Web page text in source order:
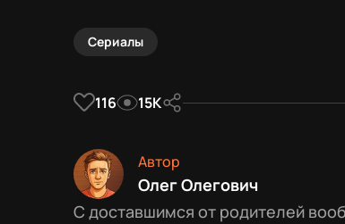
Сериалы
116 15К
Автор
Олег Олегович
С доставшимся от родителей